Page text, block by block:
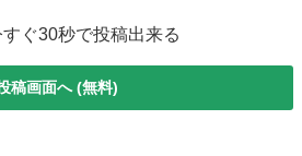
ぐ30秒で投稿出来る
稿画面へ (無料)